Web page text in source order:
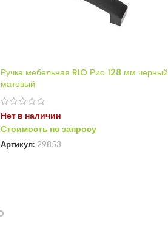
Ручка мебельная RIO Рио 128 мм черный
матовый
Нет в наличии
Стоимость по запросу
Артикул: 29853